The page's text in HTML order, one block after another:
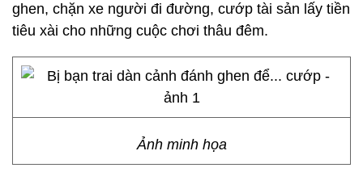
ghen, chặn xe người đi đường, cướp tài sản lấy tiền
tiêu xài cho những cuộc chơi thâu đêm.
Ảnh minh họa